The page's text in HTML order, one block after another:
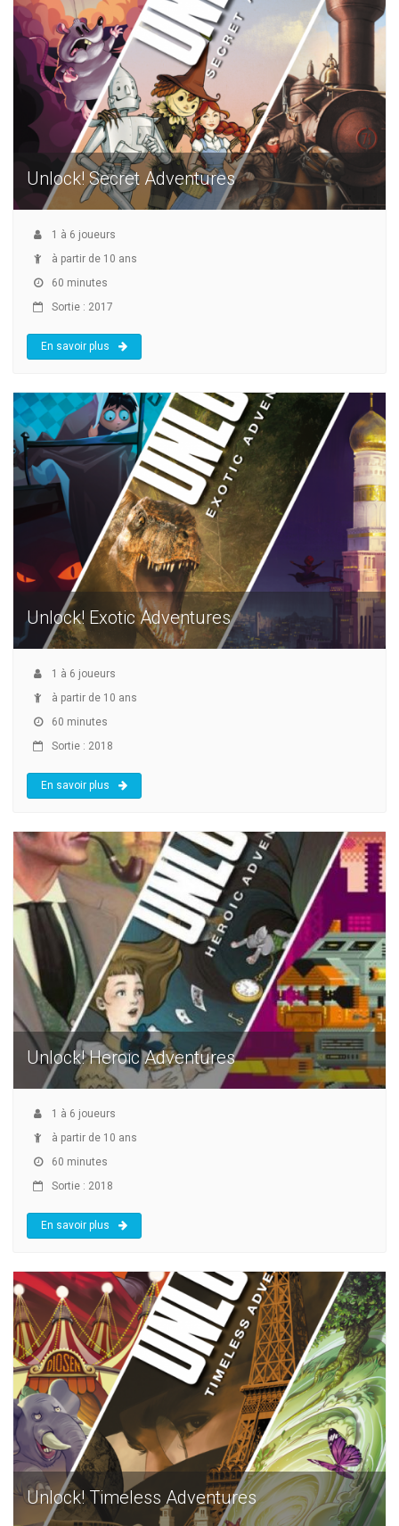
Unlock! Secret Adventures
1 à 6 joueurs
à partir de 10 ans
60 minutes
Sortie : 2017
En savoir plus
Unlock! Exotic Adventures
1 à 6 joueurs
à partir de 10 ans
60 minutes
Sortie : 2018
En savoir plus
Unlock! Heroic Adventures
1 à 6 joueurs
à partir de 10 ans
60 minutes
Sortie : 2018
En savoir plus
Unlock! Timeless Adventures